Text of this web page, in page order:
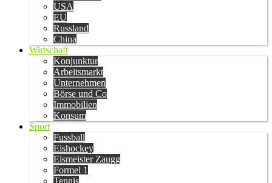
USA
EU
Russland
China
Wirtschaft
Konjunktur
Arbeitsmarkt
Unternehmen
Börse und Co
Immobilien
Konsum
Sport
Fussball
Eishockey
Eismeister Zaugg
Formel 1
Tennis